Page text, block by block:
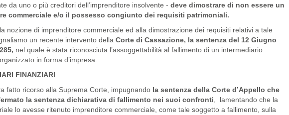
da uno o più creditori dell’imprenditore insolvente - deve dimostrare di non essere un
commerciale e/o il possesso congiunto dei requisiti patrimoniali.
nozione di imprenditore commerciale ed alla dimostrazione dei requisiti relativi a tale
un recente intervento della Corte di Cassazione, la sentenza del 12 Giugno
nel quale è stata riconosciuta l’assoggettabilità al fallimento di un intermediario
in forma d’impresa.
FINANZIARI
fatto ricorso alla Suprema Corte, impugnando la sentenza della Corte d’Appello che
la sentenza dichiarativa di fallimento nei suoi confronti, lamentando che la
lo avesse ritenuto imprenditore commerciale, come tale soggetto a fallimento, sulla